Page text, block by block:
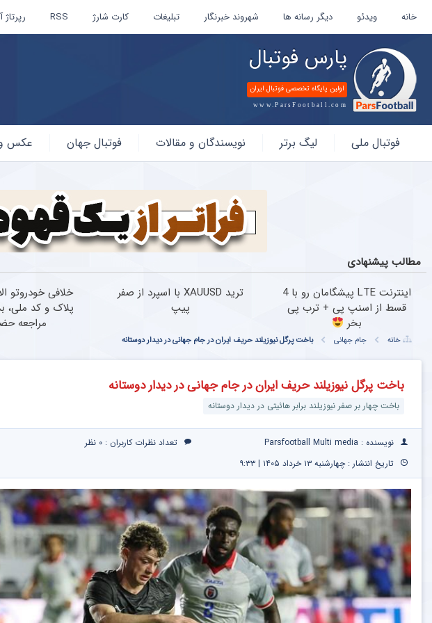
خانه ویدئو دیگر رسانه ها شهروند خبرنگار تبلیغات کارت شارژ RSS
پارس فوتبال
اولین پایگاه تخصصی فوتبال ایران
www.ParsFootball.com
فوتبال
فوتبال ملی لیگ برتر نویسندگان و مقالات فوتبال جهان عکس و
مطالب پیشنهادی
اینترنت LTE پیشگامان رو با 4
قسط از اسنپ پی + ترب پی
بخر
ترید XAUUSD با اسپرد از صفر
پیپ
خلافی خودروتو
پلاک و کد ملی،
مراجعه
خانه جام جهانی باخت پرگل نیوزیلند حریف ایران در جام جهانی در دیدار دوستانه
باخت پرگل نیوزیلند حریف ایران در جام جهانی در دیدار دوستانه
باخت چهار بر صفر نیوزیلند برابر هائیتی در دیدار دوستانه
نویسنده : Parsfootball Multi media تعداد نظرات کاربران : ۰ نظر
تاریخ انتشار : چهارشنبه ۱۳ خرداد ۱۴۰۵ | ۹:۳۳